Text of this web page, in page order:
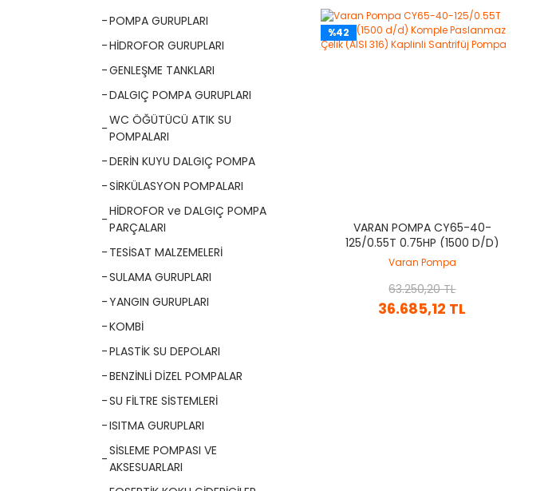
POMPA GURUPLARI
HİDROFOR GURUPLARI
GENLEŞME TANKLARI
DALGIÇ POMPA GURUPLARI
WC ÖĞÜTÜCÜ ATIK SU
POMPALARI
DERİN KUYU DALGIÇ POMPA
SİRKÜLASYON POMPALARI
HİDROFOR ve DALGIÇ POMPA
PARÇALARI
TESİSAT MALZEMELERİ
SULAMA GURUPLARI
YANGIN GURUPLARI
KOMBİ
PLASTİK SU DEPOLARI
BENZİNLİ DİZEL POMPALAR
SU FİLTRE SİSTEMLERİ
ISITMA GURUPLARI
SİSLEME POMPASI VE
AKSESUARLARI
%42
VARAN POMPA CY65-40-
125/0.55T 0.75HP (1500 D/D)
KOMPLE PASLANMAZ ÇELIK (AISI
316) KAPLINLI SANTRIFÜJ POMPA
Varan Pompa
36.685,12 TL
63.250,20 TL